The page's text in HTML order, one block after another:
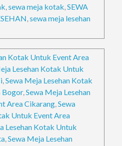
,sewa meja kotak ,SEWA
,sewa meja lesehan
Kotak Untuk Event Area
Lesehan Kotak Untuk
,Sewa Meja Lesehan Kotak
Bogor,Sewa Meja Lesehan
Area Cikarang ,Sewa
Untuk Event Area
Lesehan Kotak Untuk
,Sewa Meja Lesehan